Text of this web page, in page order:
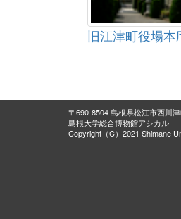
旧江津町役場本
〒690-8504 島根県松江市西川
島根大学総合博物館アシカル
Copyright（C）2021 Shimane